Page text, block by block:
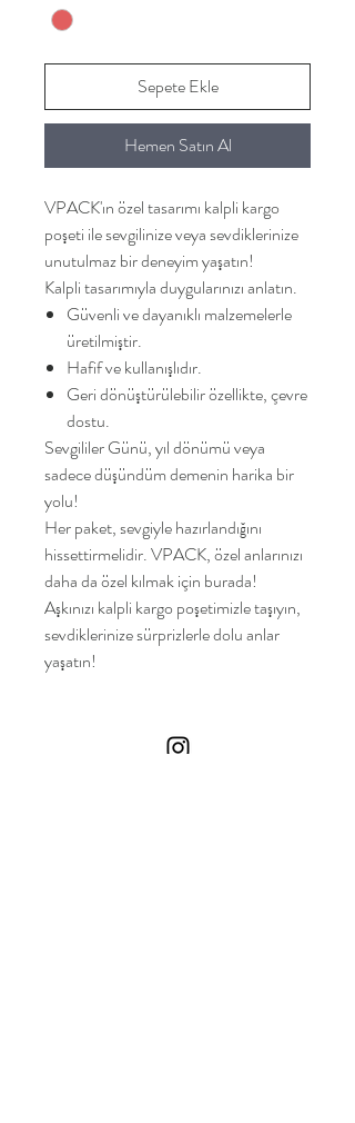
Sepete Ekle
Hemen Satın Al
VPACK'ın özel tasarımı kalpli kargo
poşeti ile sevgilinize veya sevdiklerinize
unutulmaz bir deneyim yaşatın!
Kalpli tasarımıyla duygularınızı anlatın.
Güvenli ve dayanıklı malzemelerle
üretilmiştir.
Hafif ve kullanışlıdır.
Geri dönüştürülebilir özellikte, çevre
dostu.
Sevgililer Günü, yıl dönümü veya
sadece düşündüm demenin harika bir
yolu!
Her paket, sevgiyle hazırlandığını
hissettirmelidir. VPACK, özel anlarınızı
daha da özel kılmak için burada!
Aşkınızı kalpli kargo poşetimizle taşıyın,
sevdiklerinize sürprizlerle dolu anlar
yaşatın!